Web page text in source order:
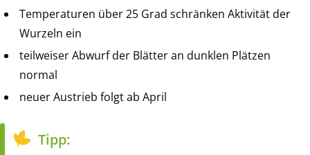
Temperaturen über 25 Grad schränken Aktivität der
Wurzeln ein
teilweiser Abwurf der Blätter an dunklen Plätzen
normal
neuer Austrieb folgt ab April
Tipp: